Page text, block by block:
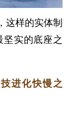
这样的实体制
实的底座之
进化快慢之